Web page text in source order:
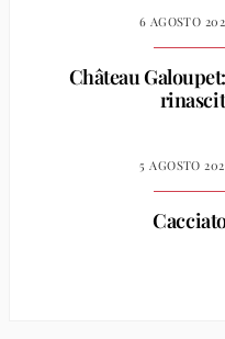
6 AGOSTO
Château
5 AGOSTO